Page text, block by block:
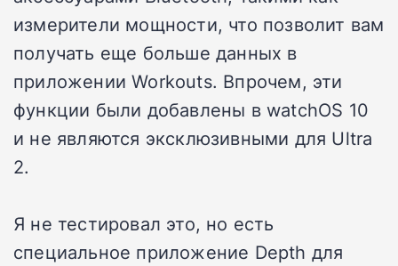
измерители мощности, что позволит вам
получать еще больше данных в
приложении Workouts. Впрочем, эти
функции были добавлены в watchOS 10
и не являются эксклюзивными для Ultra
2.
Я не тестировал это, но есть
специальное приложение Depth для